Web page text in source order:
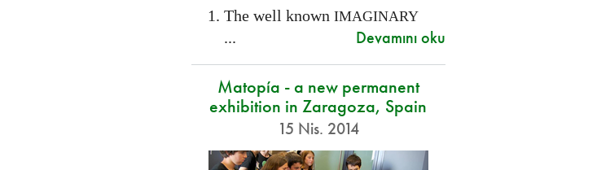
The well known IMAGINARY
... Devamını oku
Matopía - a new permanent
exhibition in Zaragoza, Spain
15 Nis. 2014